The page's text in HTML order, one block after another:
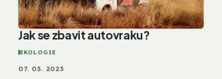
Jak se zbavit autovraku?
EKOLOGIE
07. 03. 2023